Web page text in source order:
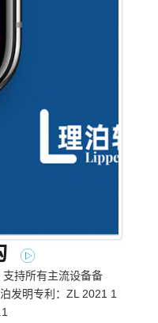
持所有主流设备备
发明专利：ZL 2021 1